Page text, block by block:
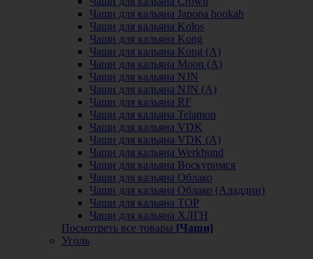
Чаши для кальяна Japona hookah
Чаши для кальяна Kolos
Чаши для кальяна Kong
Чаши для кальяна Kong (A)
Чаши для кальяна Moon (А)
Чаши для кальяна NJN
Чаши для кальяна NJN (А)
Чаши для кальяна RF
Чаши для кальяна Telamon
Чаши для кальяна VDK
Чаши для кальяна VDK (А)
Чаши для кальяна Werkbund
Чаши для кальяна Воскуримся
Чаши для кальяна Облако
Чаши для кальяна Облако (Аладдин)
Чаши для кальяна ТОР
Чаши для кальяна ХЛГН
Посмотреть все товары [Чаши]
Уголь